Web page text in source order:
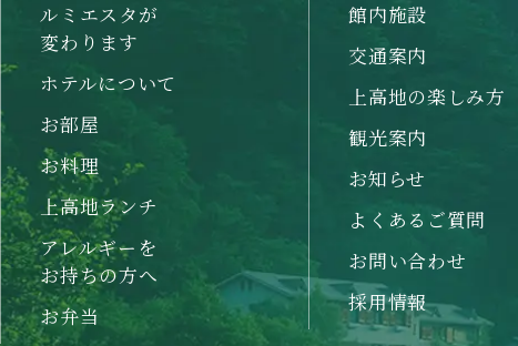
ルミエスタが
変わります
ホテルについて
お部屋
お料理
上高地ランチ
アレルギーを
お持ちの方へ
お弁当
館内施設
交通案内
上高地の楽しみ方
観光案内
お知らせ
よくあるご質問
お問い合わせ
採用情報